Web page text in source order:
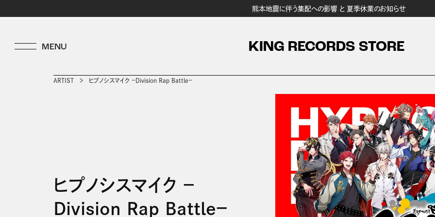
熊本地震に伴う集配への影響 と 夏季休業のお知らせ
KING RECORDS STORE
ARTIST ヒプノシスマイク －Division Rap Battle－
ヒプノシスマイク －
Division Rap Battle－